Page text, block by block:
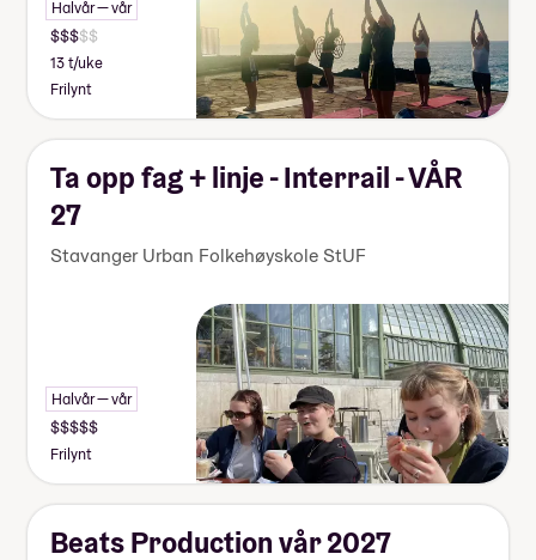
Halvår — vår
13 t/uke
Frilynt
Ta opp fag + linje - Interrail - VÅR
27
Stavanger Urban Folkehøyskole StUF
Halvår — vår
Frilynt
Beats Production vår 2027